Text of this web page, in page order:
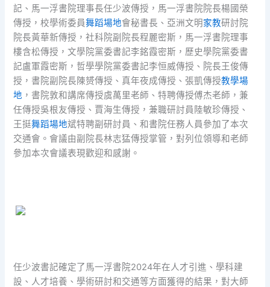
記、馬一浮書院理事長任少波傳授，馬一浮書院院長楊國榮
傳授，校學術委員舞蹈場地會秘書長、亞洲文明家教研討院
院長黃華新傳授，社科院副院長程麗密斯，馬一浮書院理事
樓含松傳授，文學院黨委書記李銘霞密斯，歷史學院黨委書
記盧軍霞密斯，哲學學院黨委書記李恒威傳授、院長王俊傳
授，書院副院長陳赟傳授、真年夜成傳授、張凱傳授教學場
地 ，書院敦和講席傳授虞萬里老師、特聘傳授傅杰老師，兼
任傳授吳根友傳授、賈海生傳授，兼職研討員陸敏珍傳授、
王挺舞蹈場地斌特聘副研討員、和書院任務人員參加了本次
交通會。會議由副院長林志猛傳授掌管，對列位領導和老師
參加本次會議表現歡迎和感謝。
任少波書記確定了馬一浮書院2024年在人才引進、學科建
設、人才培養、學術研討和交通等方面獲得的結果，對大師